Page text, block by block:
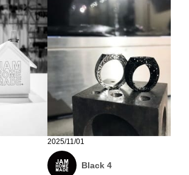
2025/11/01
Black 4